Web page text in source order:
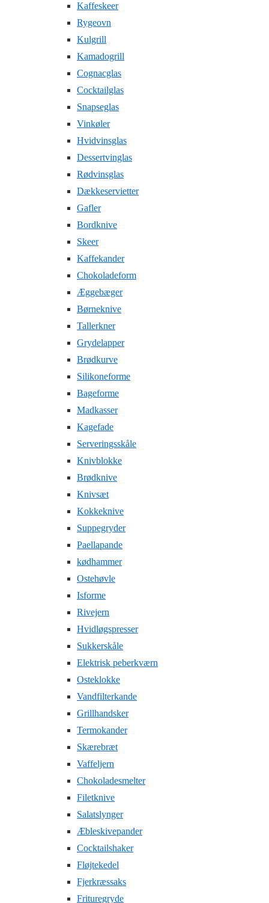
Kaffeskeer
Rygeovn
Kulgrill
Kamadogrill
Cognacglas
Cocktailglas
Snapseglas
Vinkøler
Hvidvinsglas
Dessertvinglas
Rødvinsglas
Dækkeservietter
Gafler
Bordknive
Skeer
Kaffekander
Chokoladeform
Æggebæger
Børneknive
Tallerkner
Grydelapper
Brødkurve
Silikoneforme
Bageforme
Madkasser
Kagefade
Serveringsskåle
Knivblokke
Brødknive
Knivsæt
Kokkeknive
Suppegryder
Paellapande
kødhammer
Ostehøvle
Isforme
Rivejern
Hvidløgspresser
Sukkerskåle
Elektrisk peberkværn
Osteklokke
Vandfilterkande
Grillhandsker
Termokander
Skærebræt
Vaffeljern
Chokoladesmelter
Filetknive
Salatslynger
Æbleskivepander
Cocktailshaker
Fløjtekedel
Fjerkræssaks
Frituregryde